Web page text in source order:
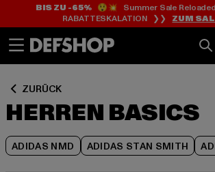
Zum
Inhalt
springen
Zum
Fußzeile
springen
BIS ZU -65%😲💥 Summer Sale
RABATTESKALATION ❯❯ ZUM
ZURÜCK
HERREN BASICS
ADIDAS NMD ADIDAS STAN SMITH
Zum
springen